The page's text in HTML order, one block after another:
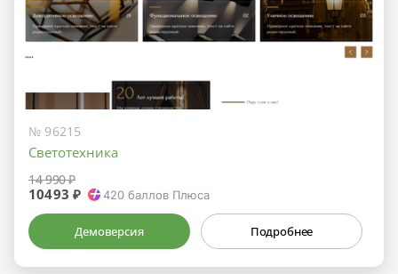
№ 96215
Светотехника
14 990 ₽
10493 ₽ 420 баллов Плюса
Демоверсия Подробнее